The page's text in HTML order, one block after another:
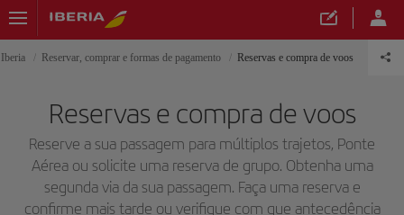
Reservar, comprar e formas de pagamento Reservas e compra de voos
Reservas e compra de voos
Reserve a sua passagem para múltiplos trajetos, Ponte
Aérea ou solicite uma reserva de grupo. Obtenha uma
segunda via da sua passagem. Faça uma reserva e
confirme mais tarde ou verifique com que antecedência